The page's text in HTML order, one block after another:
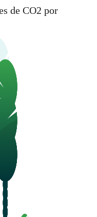
de CO2 por